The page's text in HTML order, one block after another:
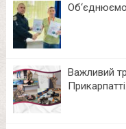
Важливий
Прикарпатті.